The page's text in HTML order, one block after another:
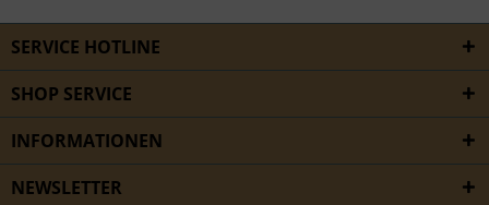
SERVICE HOTLINE
SHOP SERVICE
INFORMATIONEN
NEWSLETTER